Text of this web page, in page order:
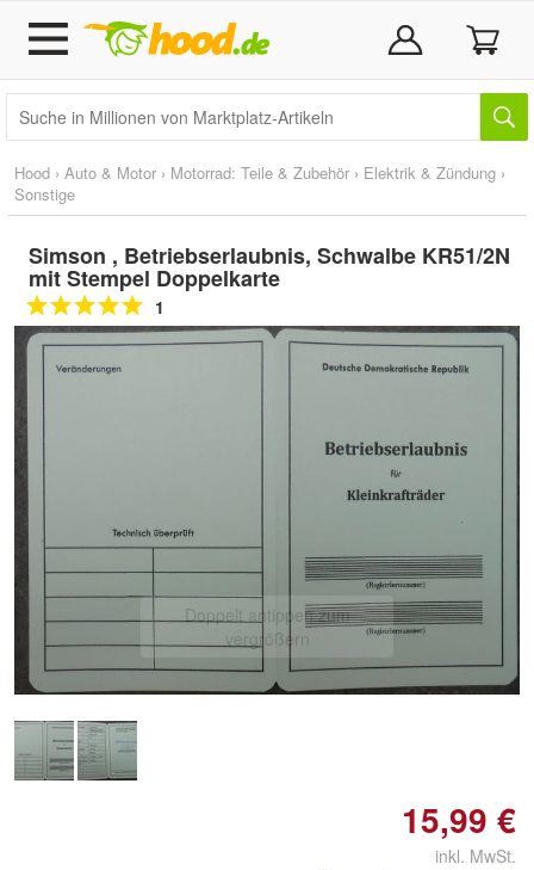
Hood › Auto & Motor › Motorrad: Teile & Zubehör › Elektrik & Zündung ›
Sonstige
Simson , Betriebserlaubnis, Schwalbe KR51/2N
mit Stempel Doppelkarte
1
Doppelt antippen zum
vergrößern
15,99 €
inkl. MwSt.